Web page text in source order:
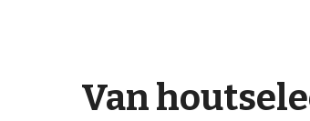
Van